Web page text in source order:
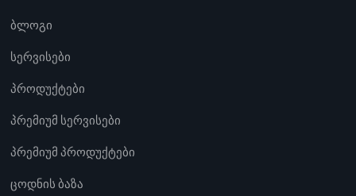
ბლოგი
სერვისები
პროდუქტები
პრემიუმ სერვისები
პრემიუმ პროდუქტები
ცოდნის ბაზა